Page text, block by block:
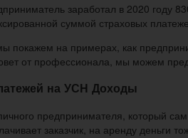
заработал в 2020 году
суммой страховых
покажем на примерах, как
от профессионала, мы можем
на УСН Доходы
предпринимателя, который
заказчик, на аренду деньги